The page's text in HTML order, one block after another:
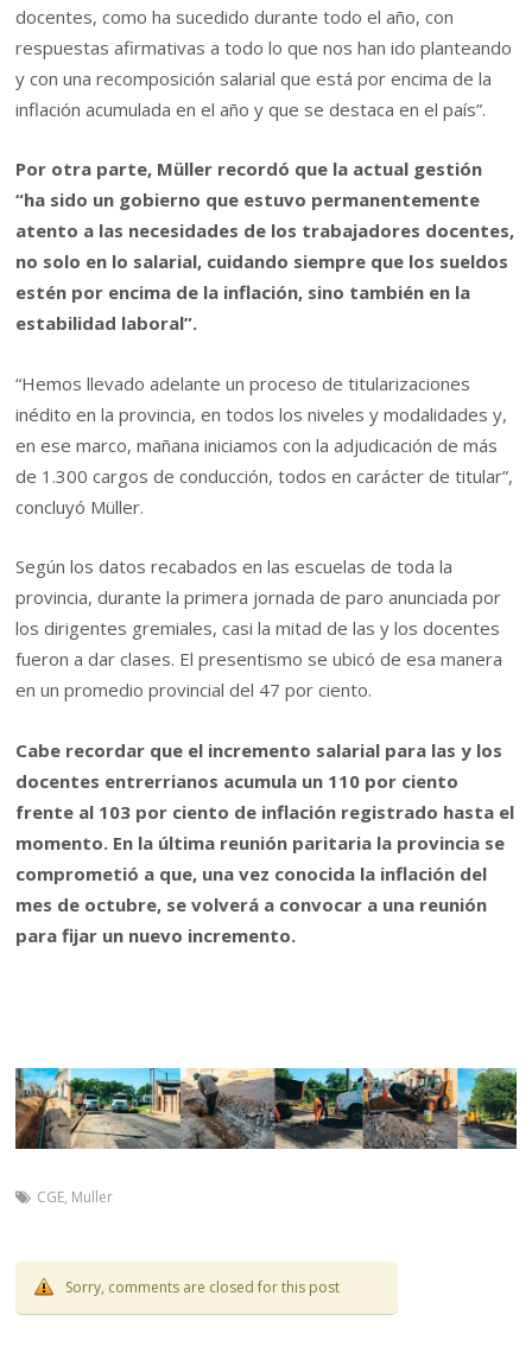
docentes, como ha sucedido durante todo el año, con
respuestas afirmativas a todo lo que nos han ido planteando
y con una recomposición salarial que está por encima de la
inflación acumulada en el año y que se destaca en el país”.
Por otra parte, Müller recordó que la actual gestión
“ha sido un gobierno que estuvo permanentemente
atento a las necesidades de los trabajadores docentes,
no solo en lo salarial, cuidando siempre que los sueldos
estén por encima de la inflación, sino también en la
estabilidad laboral”.
“Hemos llevado adelante un proceso de titularizaciones
inédito en la provincia, en todos los niveles y modalidades y,
en ese marco, mañana iniciamos con la adjudicación de más
de 1.300 cargos de conducción, todos en carácter de titular”,
concluyó Müller.
Según los datos recabados en las escuelas de toda la
provincia, durante la primera jornada de paro anunciada por
los dirigentes gremiales, casi la mitad de las y los docentes
fueron a dar clases. El presentismo se ubicó de esa manera
en un promedio provincial del 47 por ciento.
Cabe recordar que el incremento salarial para las y los
docentes entrerrianos acumula un 110 por ciento
frente al 103 por ciento de inflación registrado hasta el
momento. En la última reunión paritaria la provincia se
comprometió a que, una vez conocida la inflación del
mes de octubre, se volverá a convocar a una reunión
para fijar un nuevo incremento.
CGE, Muller
Sorry, comments are closed for this post